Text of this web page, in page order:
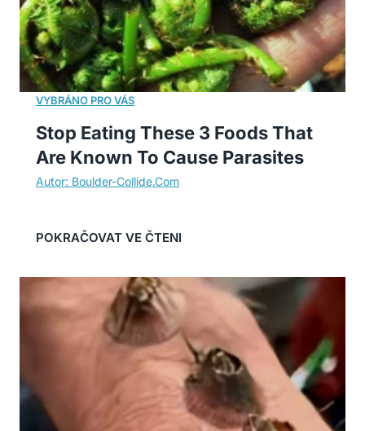
Stop Eating These 3 Foods That
Are Known To Cause Parasites